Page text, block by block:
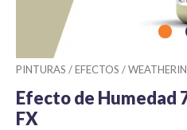
PINTURAS /EFECTOS /
Efecto de Humedad
FX